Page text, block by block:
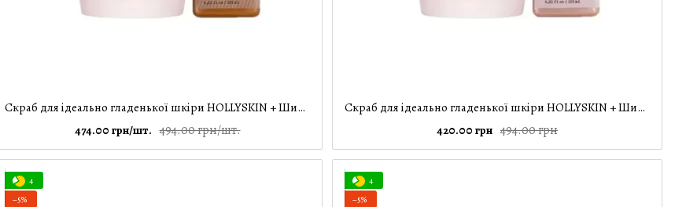
Скраб для ідеально гладенької шкіри HOLLYSKIN + Шиммер HOLLYSKIN Luster Body Shimmer bronze
494.00 грн/шт.
474.00 грн/шт.
Скраб для ідеально гладенької шкіри HOLLYSKIN + Шиммер HOLLYSKIN Luster Body Shimmer nude rose
494.00 грн
420.00 грн
4
−5%
4
−5%